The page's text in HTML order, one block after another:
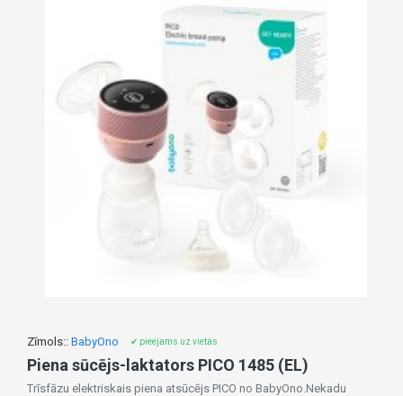
Zīmols:: BabyOno ✔ pieejams uz vietas
Piena sūcējs-laktators PICO 1485 (EL)
Trīsfāzu elektriskais piena atsūcējs PICO no BabyOno.Nekadu